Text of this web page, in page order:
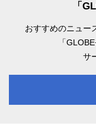
「
おすすめのニュー
「
サ